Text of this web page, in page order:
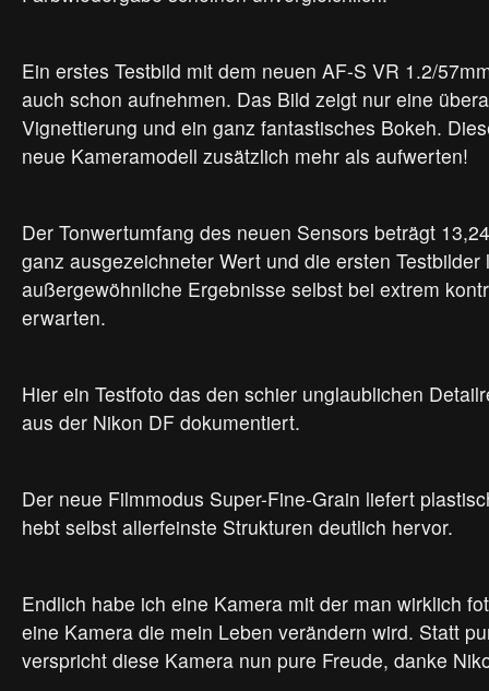
Ein erstes Testbild mit dem neuen AF-S VR 1.2/
auch schon aufnehmen. Das Bild zeigt nur eine
Vignettierung und ein ganz fantastisches Bokeh.
neue Kameramodell zusätzlich mehr als aufwerten!
Der Tonwertumfang des neuen Sensors beträgt
ganz ausgezeichneter Wert und die ersten Testbilder
außergewöhnliche Ergebnisse selbst bei extrem
erwarten.
Hier ein Testfoto das den schier unglaublichen
aus der Nikon DF dokumentiert.
Der neue Filmmodus Super-Fine-Grain liefert
hebt selbst allerfeinste Strukturen deutlich hervor.
Endlich habe ich eine Kamera mit der man wirklich
eine Kamera die mein Leben verändern wird. Statt
verspricht diese Kamera nun pure Freude, danke